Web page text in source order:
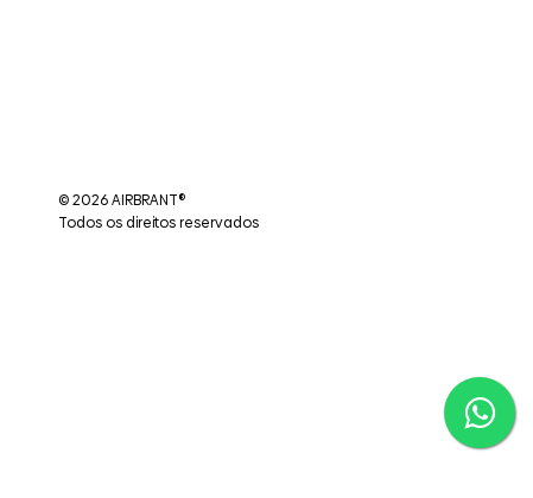
© 2026 AIRBRANT®
Todos os direitos reservados